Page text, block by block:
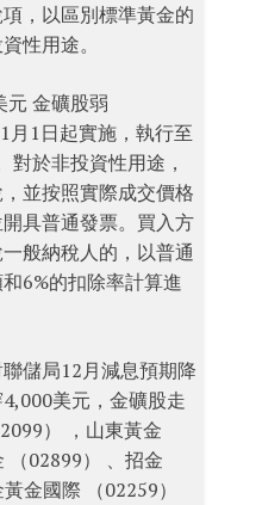
，以區別標準黃金的
性用途。
元 金礦股弱
月1日起實施，執行至
對於非投資性用途，
並按照實際成交價格
具普通發票。買入方
般納稅人的，以普通
6%的扣除率計算進
儲局12月減息預期降
美元，金礦股走
） ，山東黃金
（02899） 、招金
金國際 （02259）